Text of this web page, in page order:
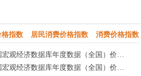
消费价格指数
居民消费价格指数
格指数
格指数居民消费价格指数居民消费价格指数（上年=100）医疗保健和个人用品类居民消费价格指数（上年=100
格指数居民消费价格指数城市居民消费价格指数（2015年之后分类）（上年=100）教育文化和娱乐类城市居民